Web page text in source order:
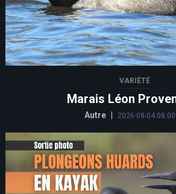
VARIÉTÉ
Marais Léon
Autre 2026-08-04